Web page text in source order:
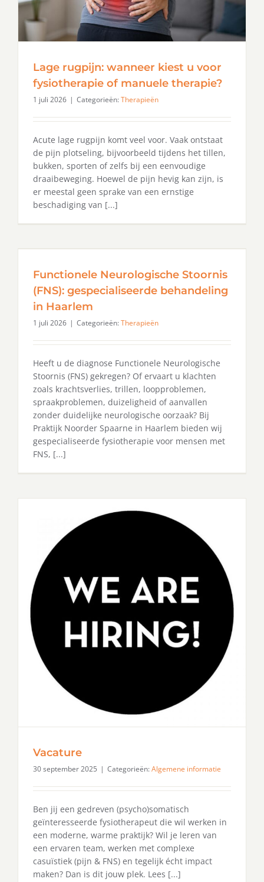
Lage rugpijn: wanneer kiest u voor
fysiotherapie of manuele therapie?
1 juli 2026 | Categorieën:Therapieën
Acute lage rugpijn komt veel voor. Vaak ontstaat
de pijn plotseling, bijvoorbeeld tijdens het tillen,
bukken, sporten of zelfs bij een eenvoudige
draaibeweging. Hoewel de pijn hevig kan zijn, is
er meestal geen sprake van een ernstige
beschadiging van [...]
Functionele Neurologische Stoornis
(FNS): gespecialiseerde behandeling
in Haarlem
1 juli 2026 | Categorieën:Therapieën
Heeft u de diagnose Functionele Neurologische
Stoornis (FNS) gekregen? Of ervaart u klachten
zoals krachtsverlies, trillen, loopproblemen,
spraakproblemen, duizeligheid of aanvallen
zonder duidelijke neurologische oorzaak? Bij
Praktijk Noorder Spaarne in Haarlem bieden wij
gespecialiseerde fysiotherapie voor mensen met
FNS, [...]
Vacature
30 september 2025 | Categorieën:Algemene informatie
Ben jij een gedreven (psycho)somatisch
geïnteresseerde fysiotherapeut die wil werken in
een moderne, warme praktijk? Wil je leren van
een ervaren team, werken met complexe
casuïstiek (pijn & FNS) en tegelijk écht impact
maken? Dan is dit jouw plek. Lees [...]